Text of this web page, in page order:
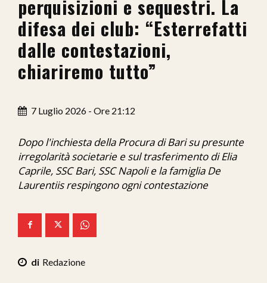
Politica
Sport
Attualità
Ita-Mondo
C7 Play
Mix Zone
perquisizioni e sequestri. La
difesa dei club: “Esterrefatti
dalle contestazioni,
chiariremo tutto”
7 Luglio 2026 - Ore 21:12
Dopo l'inchiesta della Procura di Bari su presunte
irregolarità societarie e sul trasferimento di Elia
Caprile, SSC Bari, SSC Napoli e la famiglia De
Laurentiis respingono ogni contestazione
Redazione